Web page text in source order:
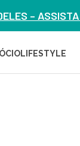
–
LIFESTYLE